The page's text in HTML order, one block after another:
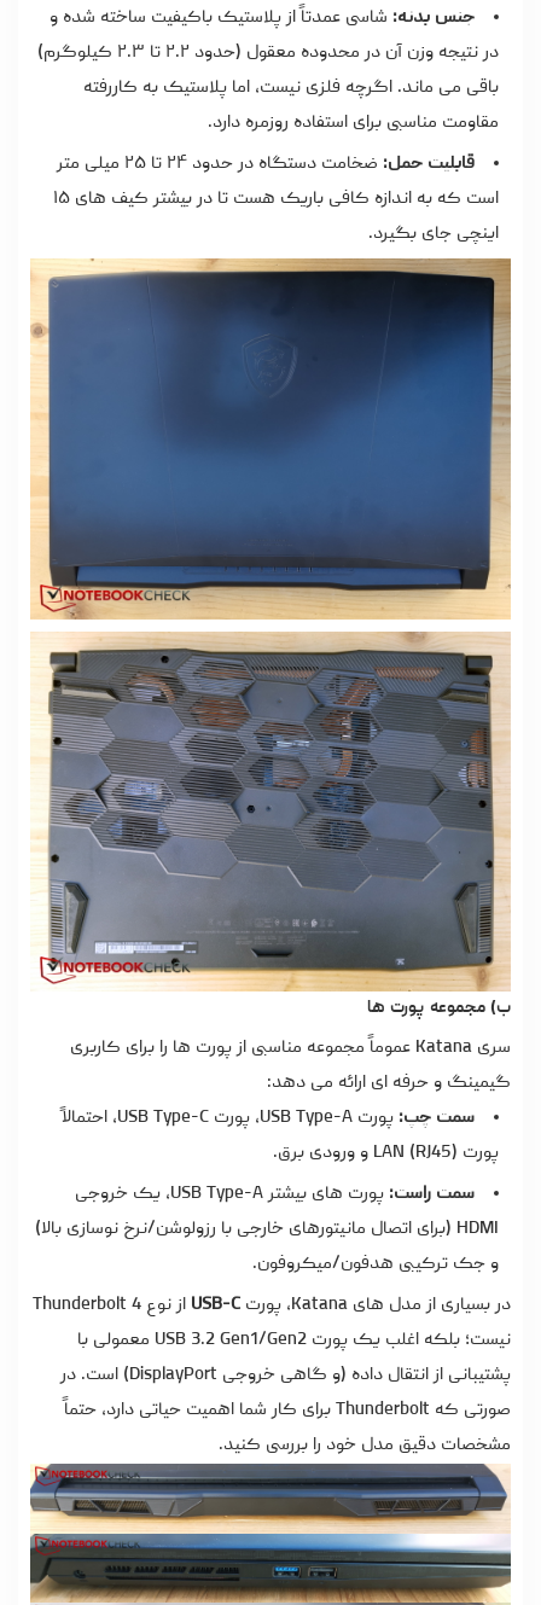
جنس بدنه: شاسی عمدتاً از پلاستیک باکیفیت ساخته شده و
در نتیجه وزن آن در محدوده معقول (حدود ۲.۲ تا ۲.۳ کیلوگرم)
باقی می ماند. اگرچه فلزی نیست، اما پلاستیک به کاررفته
مقاومت مناسبی برای استفاده روزمره دارد.
قابلیت حمل:
ضخامت دستگاه در حدود ۲۴ تا ۲۵ میلی متر
است که به اندازه کافی باریک هست تا در بیشتر کیف های ۱۵
اینچی جای بگیرد.
ب) مجموعه پورت ها
سری Katana عموماً مجموعه مناسبی از پورت ها را برای کاربری
گیمینگ و حرفه ای ارائه می دهد:
سمت چپ:
پورت USB Type-A، پورت USB Type-C، احتمالاً
پورت LAN (RJ45) و ورودی برق.
سمت راست:
پورت های بیشتر USB Type-A، یک خروجی
HDMI (برای اتصال مانیتورهای خارجی با رزولوشن/نرخ نوسازی بالا)
و جک ترکیبی هدفون/میکروفون.
در بسیاری از مدل های Katana، پورت
USB-C
از نوع Thunderbolt 4
نیست؛ بلکه اغلب یک پورت USB 3.2 Gen1/Gen2 معمولی با
پشتیبانی از انتقال داده (و گاهی خروجی DisplayPort) است. در
صورتی که Thunderbolt برای کار شما اهمیت حیاتی دارد، حتماً
مشخصات دقیق مدل خود را بررسی کنید.